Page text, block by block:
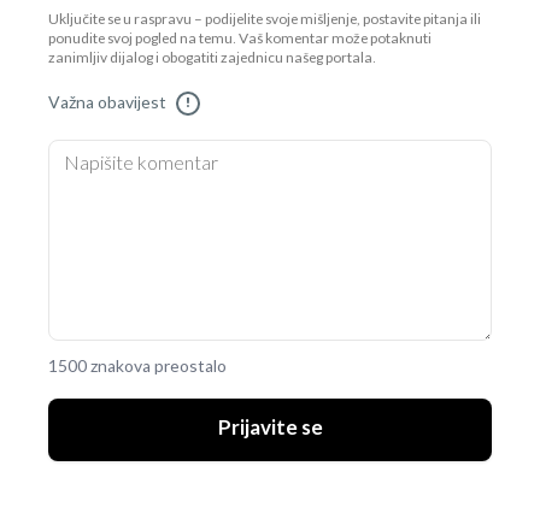
Uključite se u raspravu – podijelite svoje mišljenje, postavite pitanja ili
ponudite svoj pogled na temu. Vaš komentar može potaknuti
zanimljiv dijalog i obogatiti zajednicu našeg portala.
Važna obavijest !
1500 znakova preostalo
Prijavite se